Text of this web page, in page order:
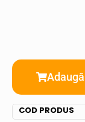
COD PRODUS